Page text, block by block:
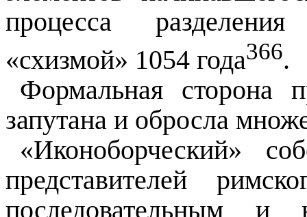
процесса
«схизмой» 1054 года366.
Формальная сторона
запутана и обросла
«Иконоборческий»
представителей
последовательным и